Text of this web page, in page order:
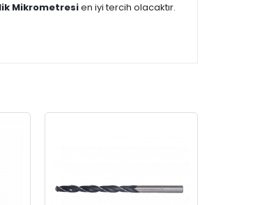
Mikrometresien iyi tercih olacaktır.